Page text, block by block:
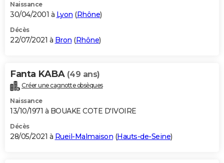
Naissance
30/04/2001 à Lyon (Rhône)
Décès
22/07/2021 à Bron (Rhône)
Fanta KABA (49 ans)
Créer une cagnotte obsèques
Naissance
13/10/1971 à BOUAKE COTE D'IVOIRE
Décès
28/05/2021 à Rueil-Malmaison (Hauts-de-Seine)